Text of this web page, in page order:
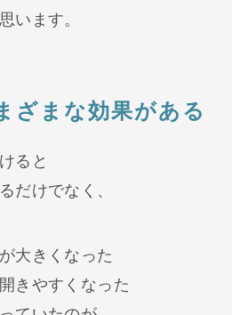
います。
ざまな効果がある
ると
だけでなく、
大きくなった
きやすくなった